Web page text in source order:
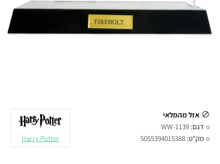
אזל מהמלאי
דגם: WW-1139
מק"ט: 5055394015388
Harry Potter